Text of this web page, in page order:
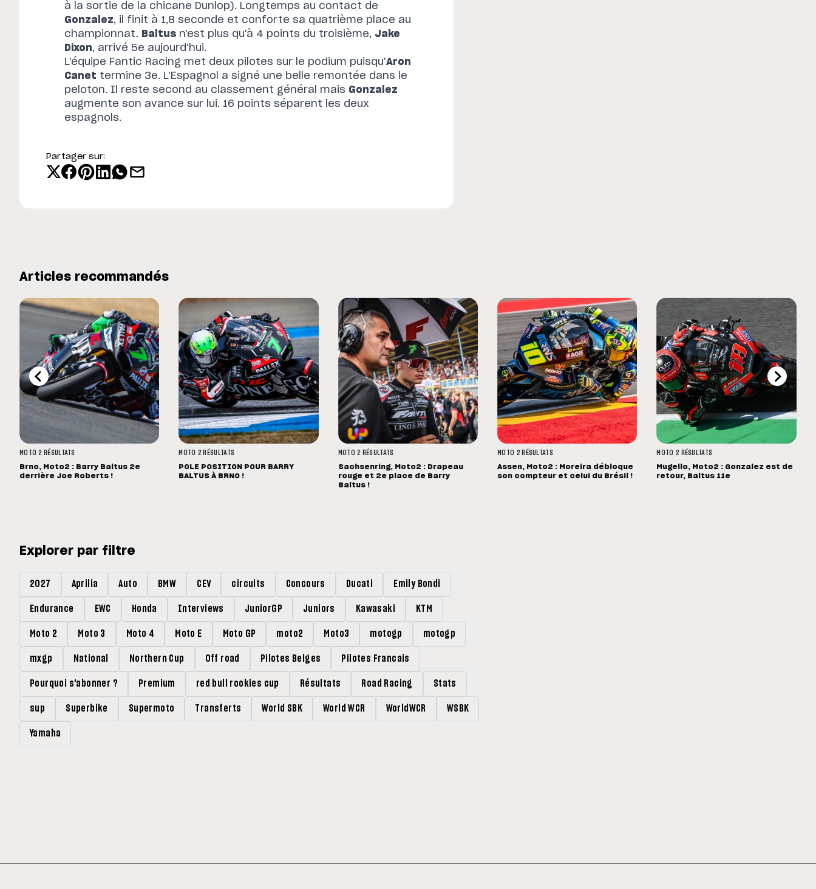
à la sortie de la chicane Dunlop). Longtemps au contact de
Gonzalez, il finit à 1,8 seconde et conforte sa quatrième place au
championnat.
Baltus n'est plus qu'à 4 points du troisième, Jake
Dixon, arrivé 5e aujourd'hui.
L'équipe Fantic Racing met deux pilotes sur le podium puisqu'Aron
Canet termine 3e. L'Espagnol a signé une belle remontée dans le
peloton. Il reste second au classement général mais Gonzalez
augmente son avance sur lui. 16 points séparent les deux
espagnols.
Partager sur:
Articles recommandés
MOTO 2 RÉSULTATS
Brno, Moto2 : Barry Baltus 2e
derrière Joe Roberts !
MOTO 2 RÉSULTATS
POLE POSITION POUR BARRY
BALTUS À BRNO !
MOTO 2 RÉSULTATS
Sachsenring, Moto2 : Drapeau
rouge et 2e place de Barry
Baltus !
MOTO 2 RÉSULTATS
Assen, Moto2 : Moreira débloque
son compteur et celui du Brésil !
MOTO 2 RÉSULTATS
Mugello, Moto2 : Gonzalez est de
retour, Baltus 11e
Explorer par filtre
2027 Aprilia Auto BMW CEV circuits Concours Ducati Emily Bondi
Endurance EWC Honda Interviews JuniorGP Juniors Kawasaki KTM
Moto 2 Moto 3 Moto 4 Moto E Moto GP moto2 Moto3 motogp motogp
mxgp National Northern Cup Off road Pilotes Belges Pilotes Francais
Pourquoi s'abonner ? Premium red bull rookies cup Résultats Road Racing Stats
sup Superbike Supermoto Transferts World SBK World WCR WorldWCR WSBK
Yamaha